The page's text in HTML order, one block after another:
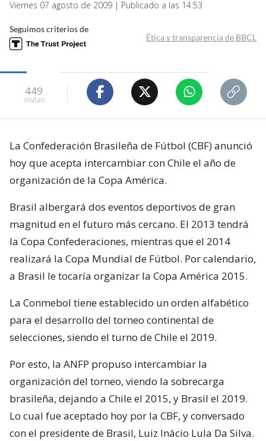
Viernes 07 agosto de 2009 | Publicado a las 14:53
Seguimos criterios de
Ética y transparencia de BBCL
449
visitas
La Confederación Brasileña de Fútbol (CBF) anunció
hoy que acepta intercambiar con Chile el año de
organización de la Copa América.
Brasil albergará dos eventos deportivos de gran
magnitud en el futuro más cercano. El 2013 tendrá
la Copa Confederaciones, mientras que el 2014
realizará la Copa Mundial de Fútbol. Por calendario,
a Brasil le tocaría organizar la Copa América 2015.
La Conmebol tiene establecido un orden alfabético
para el desarrollo del torneo continental de
selecciones, siendo el turno de Chile el 2019.
Por esto, la ANFP propuso intercambiar la
organización del torneo, viendo la sobrecarga
brasileña, dejando a Chile el 2015, y Brasil el 2019.
Lo cual fue aceptado hoy por la CBF, y conversado
con el presidente de Brasil, Luiz Inácio Lula Da Silva.